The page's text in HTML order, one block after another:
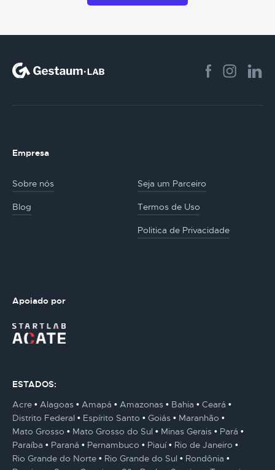
Empresa
Sobre nós Seja um Parceiro
Blog Termos de Uso
Politica de Privacidade
Apoiado por
ESTADOS:
Acre
Alagoas Amapá Amazonas Bahia
Ceará
Distrito Federal
Espírito Santo Goiás
Maranhão
Mato Grosso
Mato Grosso do Sul Minas Gerais
Pará
Paraíba
Paraná Pernambuco Piauí
Rio de Janeiro
Rio Grande do Norte
Rio Grande do Sul
Rondônia